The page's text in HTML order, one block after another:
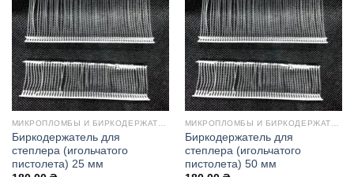
Биркодержатель для
степлера (игольчатого
пистолета) 25 мм
Биркодержатель для
степлера (игольчатого
пистолета) 50 мм